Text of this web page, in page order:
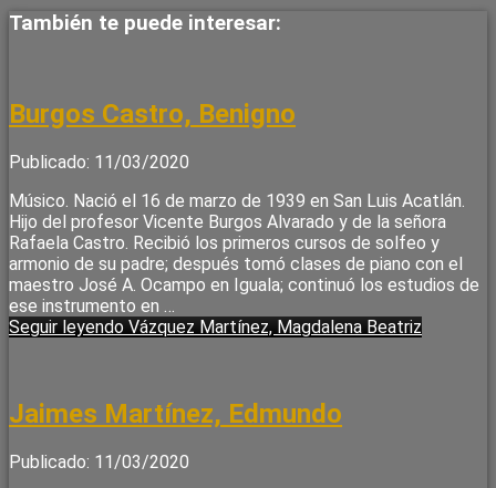
También te puede interesar:
Burgos Castro, Benigno
Publicado: 11/03/2020
Músico. Nació el 16 de marzo de 1939 en San Luis Acatlán.
Hijo del profesor Vicente Burgos Alvarado y de la señora
Rafaela Castro. Recibió los primeros cursos de solfeo y
armonio de su padre; después tomó clases de piano con el
maestro José A. Ocampo en Iguala; continuó los estudios de
ese instrumento en …
Seguir leyendo Vázquez Martínez, Magdalena Beatriz
Jaimes Martínez, Edmundo
Publicado: 11/03/2020